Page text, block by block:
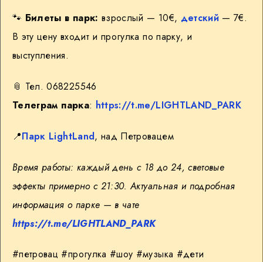
🐾 Билеты в парк: взрослый — 10€, детский — 7€.
В эту цену входит и прогулка по парку, и
выступления.
📎 Тел. 068225546
Телеграм парка: https://t.me/LIGHTLAND_PARK
📍Парк LightLand, над Петровацем
Время работы: каждый день с 18 до 24, световые
эффекты примерно с 21:30. Актуальная и подробная
информация о парке — в чате
https://t.me/LIGHTLAND_PARK
#петровац #прогулка #шоу #музыка #дети